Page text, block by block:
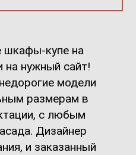
шкафы-купе на
на нужный сайт!
модели
размерам в
с любым
Дизайнер
и заказанный